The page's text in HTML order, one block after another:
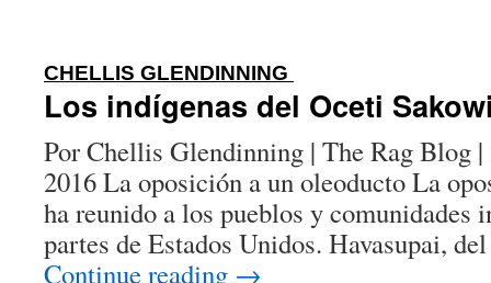
CHELLIS GLENDINNING
Los indígenas del Oceti
Por Chellis Glendinning | The Rag Blog |
2016 La oposición a un oleoducto La
ha reunido a los pueblos y comunidades
partes de Estados Unidos. Havasupai,
Continue reading →